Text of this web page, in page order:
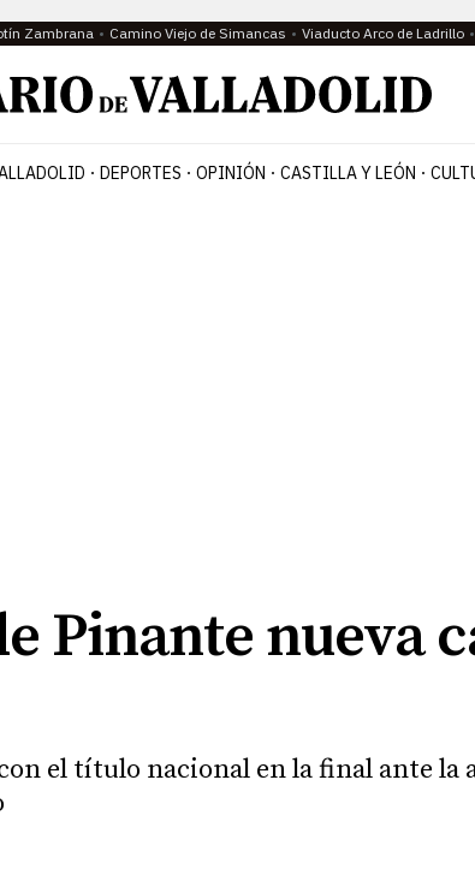
Zambrana Camino Viejo de Simancas Viaducto Arco de Ladrillo
DEPORTES OPINIÓN CASTILLA Y LEÓN
Pinante nueva
el título nacional en la final ante